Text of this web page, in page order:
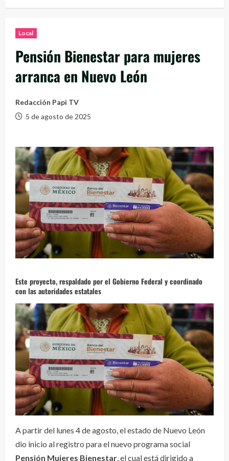
Local
Pensión Bienestar para mujeres
arranca en Nuevo León
Redacción Papi TV
5 de agosto de 2025
Este proyecto, respaldado por el Gobierno Federal y coordinado
con las autoridades estatales
A partir del lunes 4 de agosto, el estado de Nuevo León
dio inicio al registro para el nuevo programa social
Pensión Mujeres Bienestar, el cual está dirigido a